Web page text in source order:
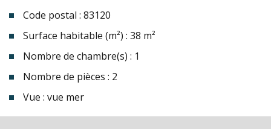
Code postal : 83120
Surface habitable (m²) : 38 m²
Nombre de chambre(s) : 1
Nombre de pièces : 2
Vue : vue mer
la ville de sainte-maxime (83120)